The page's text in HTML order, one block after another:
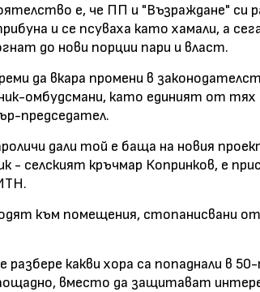
е, че ПП и "Възраждане" си
и се псуваха като хамали, а
до нови порции пари и власт.
да вкара промени в
омбудсмани, като единият от тях
председател.
дали той е баща на новия
- селският кръчмар Копринков, е
към помещения, стопанисвани
разбере какви хора са попаднали в
вместо да защитават